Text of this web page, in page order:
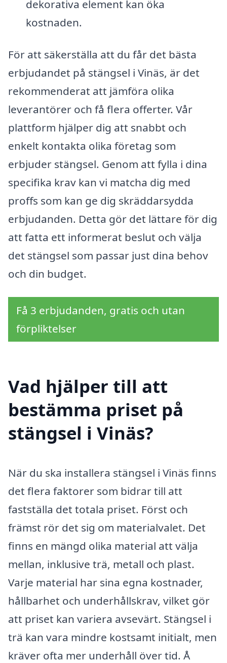
dekorativa element kan öka
kostnaden.
För att säkerställa att du får det bästa
erbjudandet på stängsel i Vinäs, är det
rekommenderat att jämföra olika
leverantörer och få flera offerter. Vår
plattform hjälper dig att snabbt och
enkelt kontakta olika företag som
erbjuder stängsel. Genom att fylla i dina
specifika krav kan vi matcha dig med
proffs som kan ge dig skräddarsydda
erbjudanden. Detta gör det lättare för dig
att fatta ett informerat beslut och välja
det stängsel som passar just dina behov
och din budget.
Få 3 erbjudanden, gratis och utan
förpliktelser
Vad hjälper till att
bestämma priset på
stängsel i Vinäs?
När du ska installera stängsel i Vinäs finns
det flera faktorer som bidrar till att
fastställa det totala priset. Först och
främst rör det sig om materialvalet. Det
finns en mängd olika material att välja
mellan, inklusive trä, metall och plast.
Varje material har sina egna kostnader,
hållbarhet och underhållskrav, vilket gör
att priset kan variera avsevärt. Stängsel i
trä kan vara mindre kostsamt initialt, men
kräver ofta mer underhåll över tid. Å